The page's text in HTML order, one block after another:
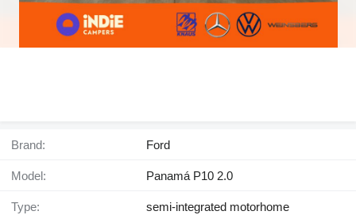
Brand: Ford
Model: Panamá P10 2.0
Type: semi-integrated motorhome